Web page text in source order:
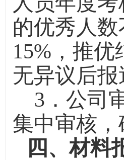
的优秀人
15% ， 推优
无异议后报
3 ．公司
集中审核
四、材料